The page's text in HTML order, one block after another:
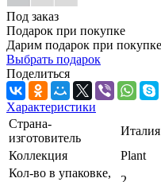
Под заказ
Подарок при покупке
Дарим подарок при
Выбрать подарок
Поделиться
Характеристики
Страна-
изготовитель
Италия
Коллекция
Plant
Кол-во в упаковке,